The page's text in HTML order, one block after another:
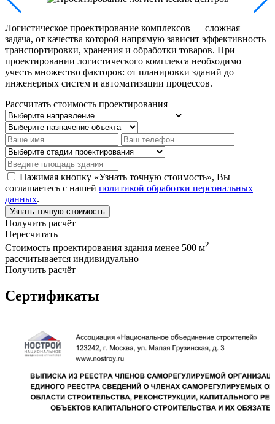
Логистическое проектирование комплексов — сложная
задача, от качества которой напрямую зависит эффективность
транспортировки, хранения и обработки товаров. При
проектировании логистического комплекса необходимо
учесть множество факторов: от планировки зданий до
инженерных систем и автоматизации процессов.
Рассчитать стоимость проектирования
Нажимая кнопку «Узнать точную стоимость», Вы
соглашаетесь с нашей политикой обработки персональных
данных.
Узнать точную стоимость
Получить расчёт
Пересчитать
Стоимость проектирования здания менее 500 м2
рассчитывается индивидуально
Получить расчёт
Сертификаты